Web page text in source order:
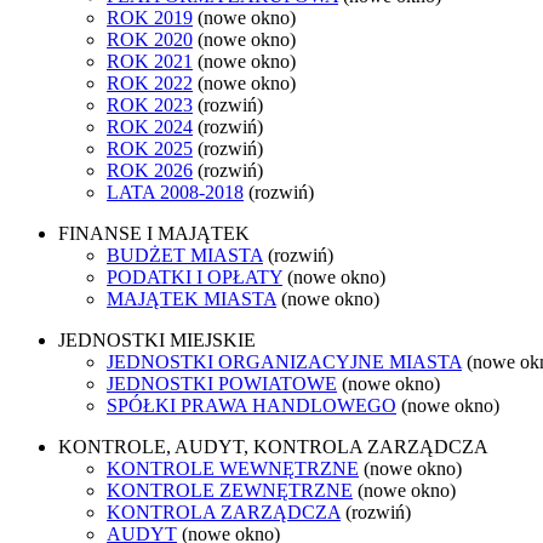
ROK 2019 (nowe okno)
ROK 2020 (nowe okno)
ROK 2021 (nowe okno)
ROK 2022 (nowe okno)
ROK 2023 (rozwiń)
ROK 2024 (rozwiń)
ROK 2025 (rozwiń)
ROK 2026 (rozwiń)
LATA 2008-2018 (rozwiń)
FINANSE I MAJĄTEK
BUDŻET MIASTA (rozwiń)
PODATKI I OPŁATY (nowe okno)
MAJĄTEK MIASTA (nowe okno)
JEDNOSTKI MIEJSKIE
JEDNOSTKI ORGANIZACYJNE MIASTA (nowe
JEDNOSTKI POWIATOWE (nowe okno)
SPÓŁKI PRAWA HANDLOWEGO (nowe okno)
KONTROLE, AUDYT, KONTROLA ZARZĄDCZA
KONTROLE WEWNĘTRZNE (nowe okno)
KONTROLE ZEWNĘTRZNE (nowe okno)
KONTROLA ZARZĄDCZA (rozwiń)
AUDYT (nowe okno)